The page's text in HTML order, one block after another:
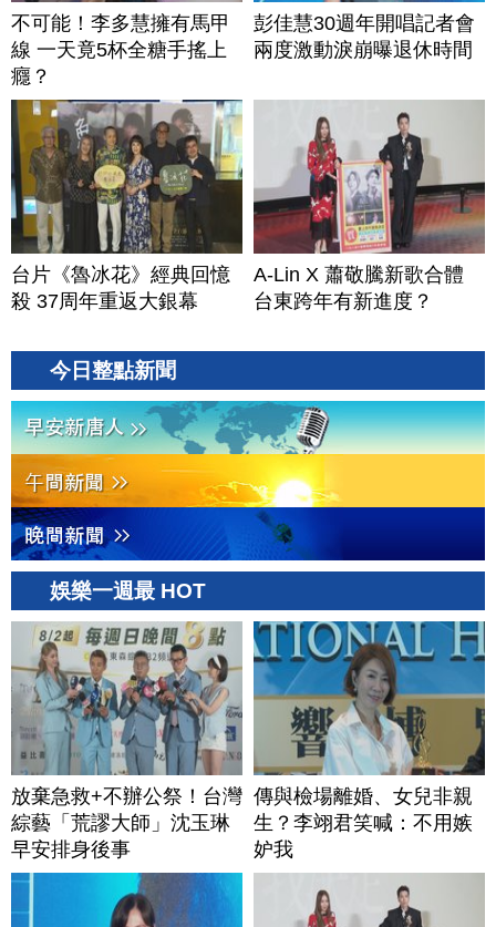
不可能！李多慧擁有馬甲
線 一天竟5杯全糖手搖上
癮？
彭佳慧30週年開唱記者會
兩度激動淚崩曝退休時間
台片《魯冰花》經典回憶
殺 37周年重返大銀幕
A-Lin X 蕭敬騰新歌合體
台東跨年有新進度？
今日整點新聞
娛樂一週最 HOT
放棄急救+不辦公祭！台灣
綜藝「荒謬大師」沈玉琳
早安排身後事
傳與檢場離婚、女兒非親
生？李翊君笑喊：不用嫉
妒我